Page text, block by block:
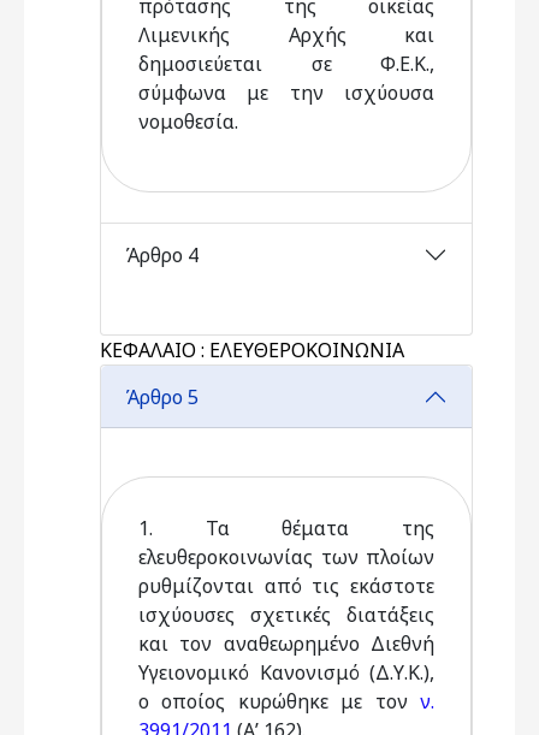
πρότασης της οικείας
Λιμενικής Αρχής και
δημοσιεύεται σε Φ.Ε.Κ.,
σύμφωνα με την ισχύουσα
νομοθεσία.
Άρθρο 4
ΚΕΦΑΛΑΙΟ : ΕΛΕΥΘΕΡΟΚΟΙΝΩΝΙΑ
Άρθρο 5
1. Τα θέματα της
ελευθεροκοινωνίας των πλοίων
ρυθμίζονται από τις εκάστοτε
ισχύουσες σχετικές διατάξεις
και τον αναθεωρημένο Διεθνή
Υγειονομικό Κανονισμό (Δ.Υ.Κ.),
ο οποίος κυρώθηκε με τον ν.